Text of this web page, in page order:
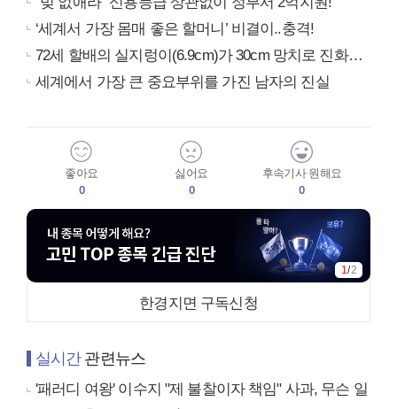
‘세계서 가장 몸매 좋은 할머니’ 비결이..충격!
72세 할배의 실지렁이(6.9cm)가 30cm 망치로 진화…
세계에서 가장 큰 중요부위를 가진 남자의 진실
좋아요
0
싫어요
0
후속기사 원해요
0
1/2
한경지면 구독신청
실시간관련뉴스
'패러디 여왕' 이수지 "제 불찰이자 책임" 사과, 무슨 일